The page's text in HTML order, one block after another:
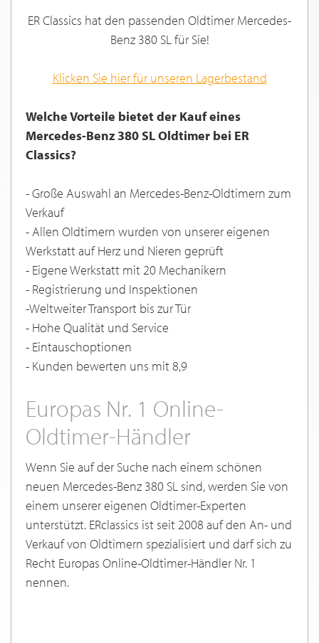
ER Classics hat den passenden Oldtimer Mercedes-
Benz 380 SL für Sie!
Klicken Sie hier für unseren Lagerbestand
Welche Vorteile bietet der Kauf eines
Mercedes-Benz 380 SL Oldtimer bei ER
Classics?
- Große Auswahl an Mercedes-Benz-Oldtimern zum
Verkauf
- Allen Oldtimern wurden von unserer eigenen
Werkstatt auf Herz und Nieren geprüft
- Eigene Werkstatt mit 20 Mechanikern
- Registrierung und Inspektionen
-Weltweiter Transport bis zur Tür
- Hohe Qualität und Service
- Eintauschoptionen
- Kunden bewerten uns mit 8,9
Europas Nr. 1 Online-
Oldtimer-Händler
Wenn Sie auf der Suche nach einem schönen
neuen Mercedes-Benz 380 SL sind, werden Sie von
einem unserer eigenen Oldtimer-Experten
unterstützt. ERclassics ist seit 2008 auf den An- und
Verkauf von Oldtimern spezialisiert und darf sich zu
Recht Europas Online-Oldtimer-Händler Nr. 1
nennen.